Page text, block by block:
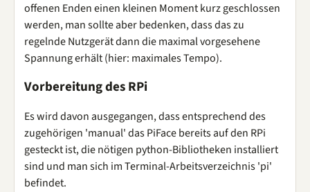
offenen Enden einen kleinen Moment kurz geschlossen
werden, man sollte aber bedenken, dass das zu
regelnde Nutzgerät dann die maximal vorgesehene
Spannung erhält (hier: maximales Tempo).
Vorbereitung des RPi
Es wird davon ausgegangen, dass entsprechend des
zugehörigen 'manual' das PiFace bereits auf den RPi
gesteckt ist, die nötigen python-Bibliotheken installiert
sind und man sich im Terminal-Arbeitsverzeichnis 'pi'
befindet.